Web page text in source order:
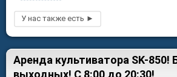
Аренда культиватора SK-850!
выходных! С 8:00 до 20:30!